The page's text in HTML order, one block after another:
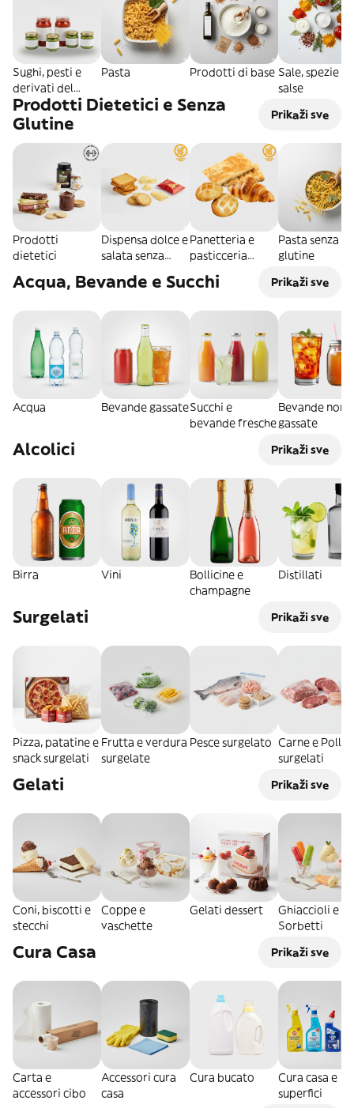
Sughi, pesti e
derivati del
pomodoro
Pasta Prodotti di base Sale, spezie e
salse
Prodotti Dietetici e Senza
Glutine
Prikaži sve
Prodotti
dietetici
Dispensa dolce e
salata senza
Panetteria e
pasticceria
senza glutine
Pasta senza
glutine
Acqua, Bevande e Succhi Prikaži sve
Acqua Bevande gassateSucchi e
bevande fresche
Bevande non
gassate
Alcolici Prikaži sve
Birra Vini
Bollicine e
champagne
Distillati
Surgelati Prikaži sve
Pizza, patatine e
snack surgelati
Frutta e verdura
surgelate
Pesce surgelato Carne e Pollo
surgelati
Gelati Prikaži sve
Coni, biscotti e
stecchi
Coppe e
vaschette
Gelati dessert
Ghiaccioli e
Sorbetti
Cura Casa Prikaži sve
Carta e
accessori cibo
Accessori cura
casa
Cura bucato
Cura casa e
superfici